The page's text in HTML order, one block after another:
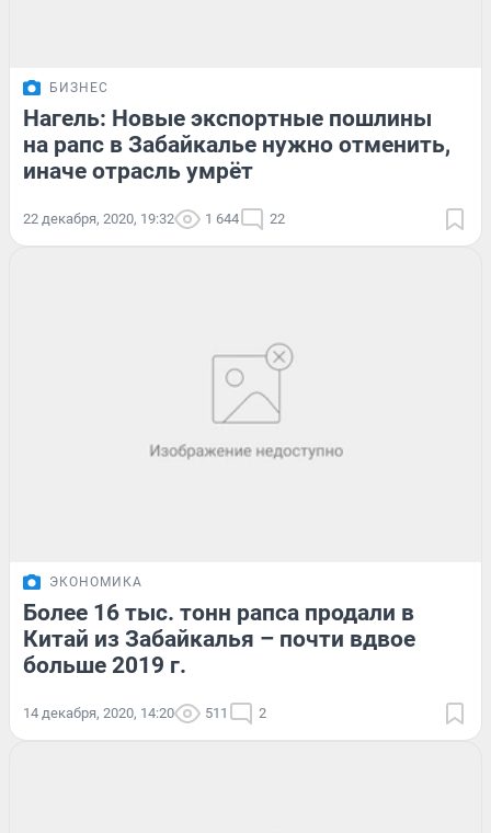
БИЗНЕС
Нагель: Новые экспортные пошлины
на рапс в Забайкалье нужно отменить,
иначе отрасль умрёт
22 декабря, 2020, 19:32 1 644 22
ЭКОНОМИКА
Более 16 тыс. тонн рапса продали в
Китай из Забайкалья – почти вдвое
больше 2019 г.
14 декабря, 2020, 14:20 511 2